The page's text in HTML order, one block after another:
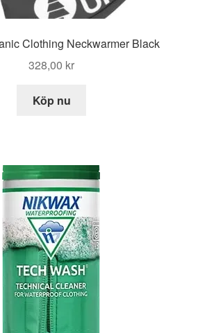
Clothing Neckwarmer Black
328,00 kr
Köp nu